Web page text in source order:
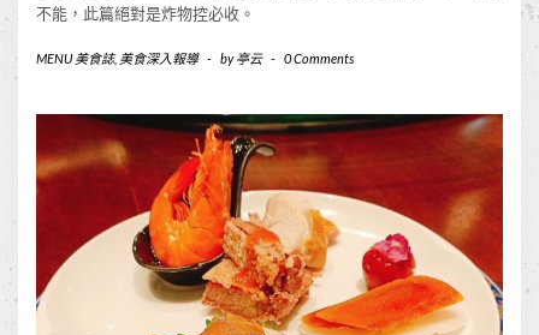
不能，此篇絕對是炸物控必收。
MENU 美食誌, 美食深入報導 - by亭云 - 0 Comments